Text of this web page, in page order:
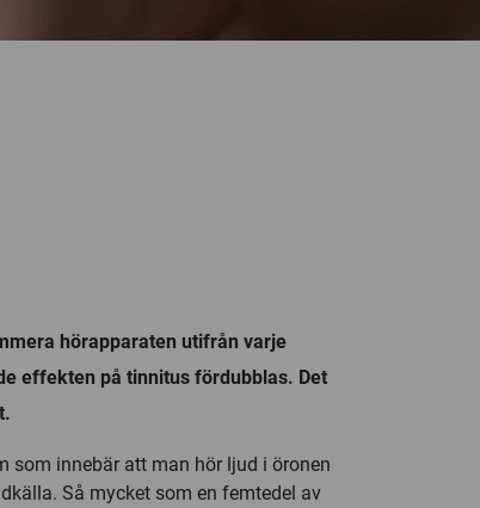
hörapparaten utifrån varje
effekten på tinnitus fördubblas. Det
som innebär att man hör ljud i öronen
Så mycket som en femtedel av